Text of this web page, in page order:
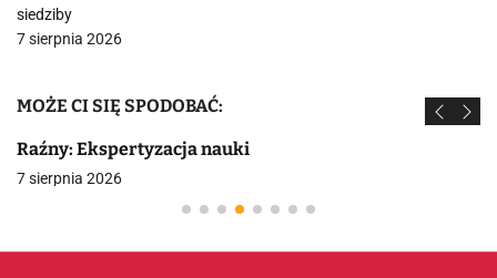
siedziby
7 sierpnia 2026
MOŻE CI SIĘ SPODOBAĆ:
Raźny: Ekspertyzacja nauki
7 sierpnia 2026